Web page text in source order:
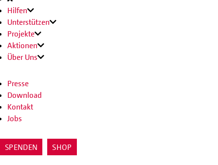
Hilfen
Unterstützen
Projekte
Aktionen
Über Uns
Presse
Download
Kontakt
Jobs
SPENDEN SHOP